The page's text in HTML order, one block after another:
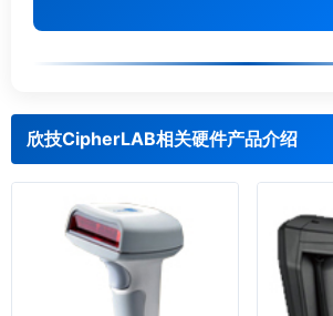
欣技CipherLAB相关硬件产品介绍